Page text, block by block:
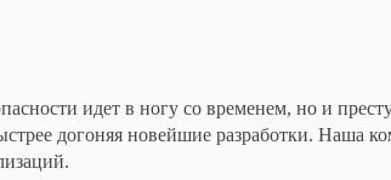
идет в ногу со временем, но и
догоняя новейшие разработки. Наша